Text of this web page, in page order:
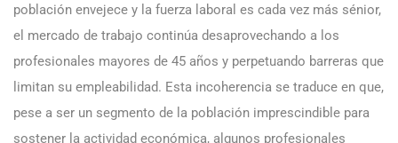
población envejece y la fuerza laboral es cada vez más sénior,
el mercado de trabajo continúa desaprovechando a los
profesionales mayores de 45 años y perpetuando barreras que
limitan su empleabilidad. Esta incoherencia se traduce en que,
pese a ser un segmento de la población imprescindible para
sostener la actividad económica, algunos profesionales